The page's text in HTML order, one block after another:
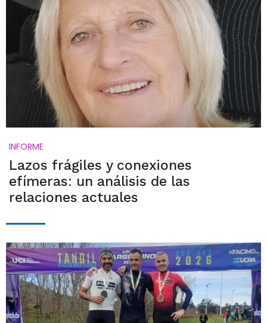
INFORME
Lazos frágiles y conexiones
efímeras: un análisis de las
relaciones actuales